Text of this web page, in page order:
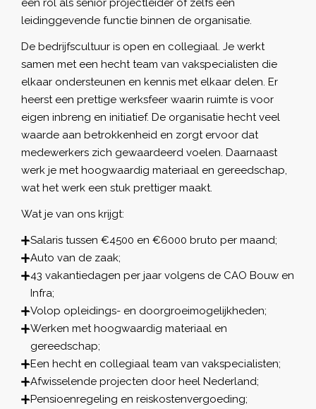
een rol als senior projectleider of zelfs een
leidinggevende functie binnen de organisatie.
De bedrijfscultuur is open en collegiaal. Je werkt
samen met een hecht team van vakspecialisten die
elkaar ondersteunen en kennis met elkaar delen. Er
heerst een prettige werksfeer waarin ruimte is voor
eigen inbreng en initiatief. De organisatie hecht veel
waarde aan betrokkenheid en zorgt ervoor dat
medewerkers zich gewaardeerd voelen. Daarnaast
werk je met hoogwaardig materiaal en gereedschap,
wat het werk een stuk prettiger maakt.
Wat je van ons krijgt:
Salaris tussen €4500 en €6000 bruto per maand;
Auto van de zaak;
43 vakantiedagen per jaar volgens de CAO Bouw en
Infra;
Volop opleidings- en doorgroeimogelijkheden;
Werken met hoogwaardig materiaal en
gereedschap;
Een hecht en collegiaal team van vakspecialisten;
Afwisselende projecten door heel Nederland;
Pensioenregeling en reiskostenvergoeding;